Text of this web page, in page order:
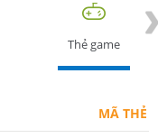
Thẻ game
MÃ THẺ